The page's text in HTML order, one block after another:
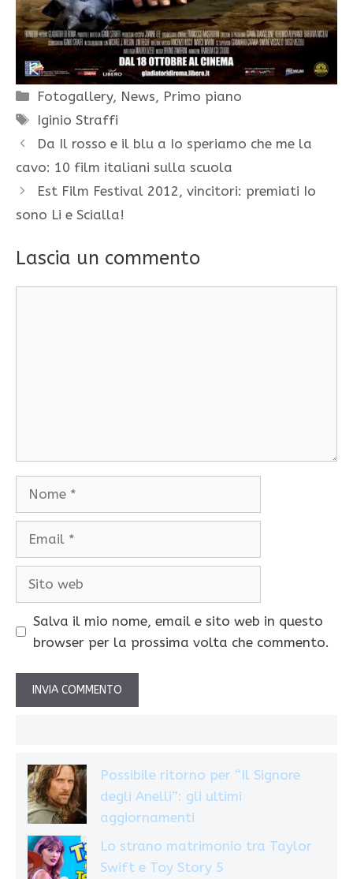
Categorie
Fotogallery, News, Primo piano
Tag
Iginio Straffi
Da Il rosso e il blu a Io speriamo che me la
cavo: 10 film italiani sulla scuola
Est Film Festival 2012, vincitori: premiati Io
sono Li e Scialla!
Lascia un commento
Salva il mio nome, email e sito web in questo
browser per la prossima volta che commento.
Possibile ritorno per “Il Signore
degli Anelli”: gli ultimi
aggiornamenti
Lo strano matrimonio tra Taylor
Swift e Toy Story 5